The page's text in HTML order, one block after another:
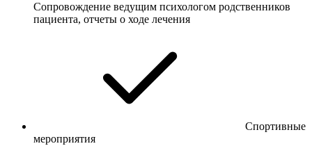
Сопровождение ведущим психологом родственников
пациента, отчеты о ходе лечения
Спортивные
мероприятия